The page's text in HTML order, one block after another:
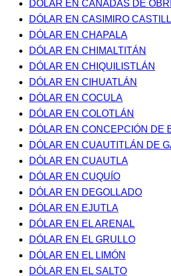
DÓLAR EN CAÑADAS DE
DÓLAR EN CASIMIRO
DÓLAR EN CHAPALA
DÓLAR EN CHIMALTITÁN
DÓLAR EN CHIQUILISTLÁN
DÓLAR EN CIHUATLÁN
DÓLAR EN COCULA
DÓLAR EN COLOTLÁN
DÓLAR EN CONCEPCIÓN DE
DÓLAR EN CUAUTITLÁN DE
DÓLAR EN CUAUTLA
DÓLAR EN CUQUÍO
DÓLAR EN DEGOLLADO
DÓLAR EN EJUTLA
DÓLAR EN EL ARENAL
DÓLAR EN EL GRULLO
DÓLAR EN EL LIMÓN
DÓLAR EN EL SALTO